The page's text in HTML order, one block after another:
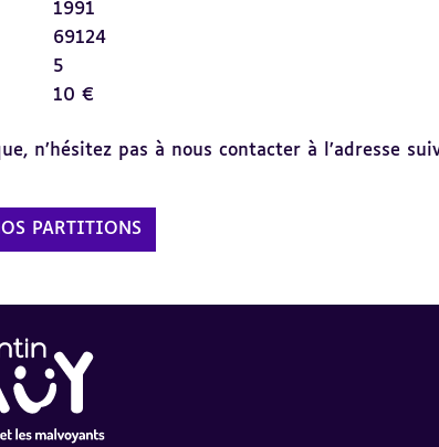
1991
69124
5
10 €
n’hésitez pas à nous contacter à l’adresse
PARTITIONS